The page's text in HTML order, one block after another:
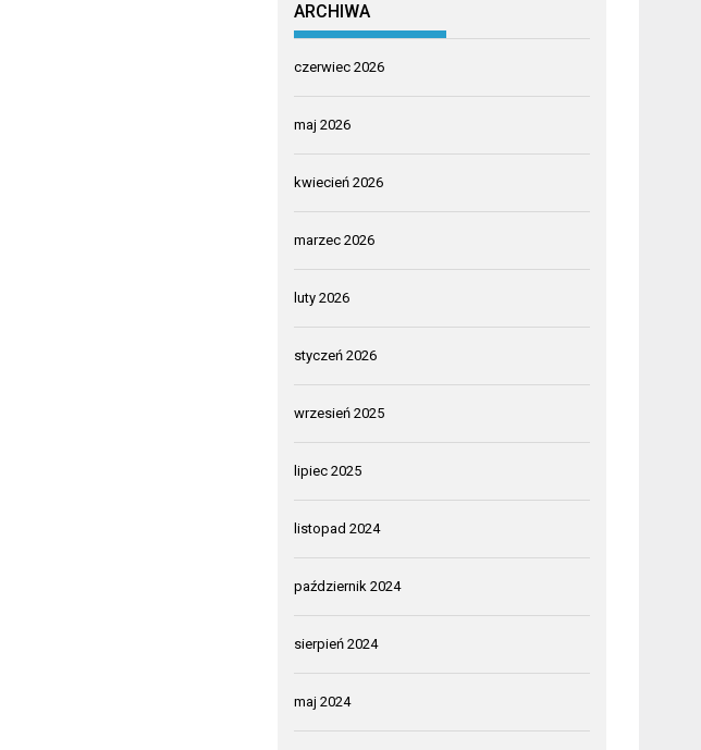
ARCHIWA
czerwiec 2026
maj 2026
kwiecień 2026
marzec 2026
luty 2026
styczeń 2026
wrzesień 2025
lipiec 2025
listopad 2024
październik 2024
sierpień 2024
maj 2024